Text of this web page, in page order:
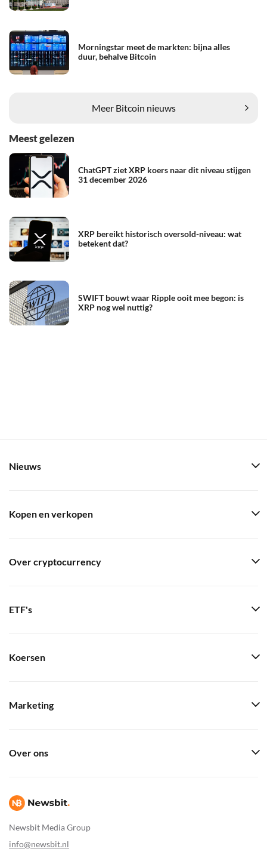
Morningstar meet de markten: bijna alles
duur, behalve Bitcoin
Meer Bitcoin nieuws
Meest gelezen
ChatGPT ziet XRP koers naar dit niveau stijgen
31 december 2026
XRP bereikt historisch oversold-niveau: wat
betekent dat?
SWIFT bouwt waar Ripple ooit mee begon: is
XRP nog wel nuttig?
Newsbit Media Group
info@newsbit.nl
Nieuws
Kopen en verkopen
Over cryptocurrency
ETF's
Koersen
Marketing
Over ons